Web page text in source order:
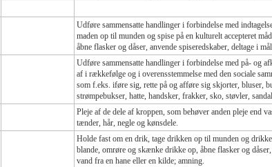
Udføre sammensatte handlinger i forbindelse med
maden op til munden og spise på en kulturelt accepteret
åbne flasker og dåser, anvende spiseredskaber, deltage i
Udføre sammensatte handlinger i forbindelse med på- og
af i rækkefølge og i overensstemmelse med den sociale
som f.eks. iføre sig, rette på og afføre sig skjorter, bluser,
strømpebukser, hatte, handsker, frakker, sko, støvler,
Pleje af de dele af kroppen, som behøver anden pleje end
tænder, hår, negle og kønsdele.
Holde fast om en drik, tage drikken op til munden og drikke
blande, omrøre og skænke drikke op, åbne flasker og
vand fra en hane eller en kilde; amning.